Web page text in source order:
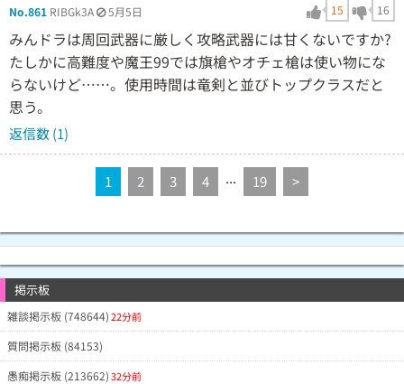
No.861 RIBGk3A 5月5日 15 16
みんドラは周回武器に厳しく攻略武器には甘くないですか?
たしかに高難度や魔王99では旗槍やオチェ槍は使い物にな
らないけど……。使用時間は竜剣と並びトップクラスだと
思う。
返信数 (1)
1 2 3 4 ... 19 >
掲示板
雑談掲示板 (748644)22分前
質問掲示板 (84153)
愚痴掲示板 (213662)32分前